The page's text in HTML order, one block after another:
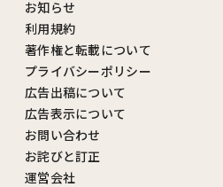
お知らせ
利用規約
著作権と転載について
プライバシーポリシー
広告出稿について
広告表示について
お問い合わせ
お詫びと訂正
運営会社